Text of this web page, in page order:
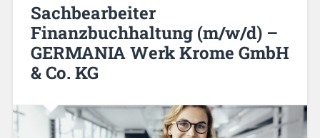
Sachbearbeiter
Finanzbuchhaltung (m/w/d) –
GERMANIA Werk Krome GmbH
& Co. KG